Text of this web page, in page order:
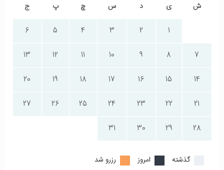
ش ی د س چ پ ج
1
2
3
4
5
6
7
8
9
10
11
12
13
14
15
16
17
18
19
20
21
22
23
24
25
26
27
28
29
30
31
گذشته امروز رزرو شد